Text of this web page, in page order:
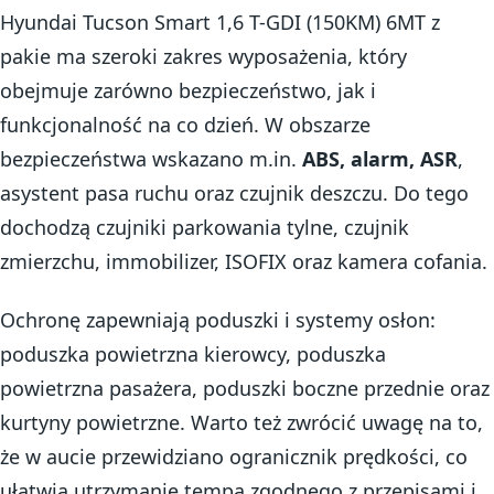
Hyundai Tucson Smart 1,6 T-GDI (150KM) 6MT z
pakie ma szeroki zakres wyposażenia, który
obejmuje zarówno bezpieczeństwo, jak i
funkcjonalność na co dzień. W obszarze
bezpieczeństwa wskazano m.in. ABS, alarm, ASR,
asystent pasa ruchu oraz czujnik deszczu. Do tego
dochodzą czujniki parkowania tylne, czujnik
zmierzchu, immobilizer, ISOFIX oraz kamera cofania.
Ochronę zapewniają poduszki i systemy osłon:
poduszka powietrzna kierowcy, poduszka
powietrzna pasażera, poduszki boczne przednie oraz
kurtyny powietrzne. Warto też zwrócić uwagę na to,
że w aucie przewidziano ogranicznik prędkości, co